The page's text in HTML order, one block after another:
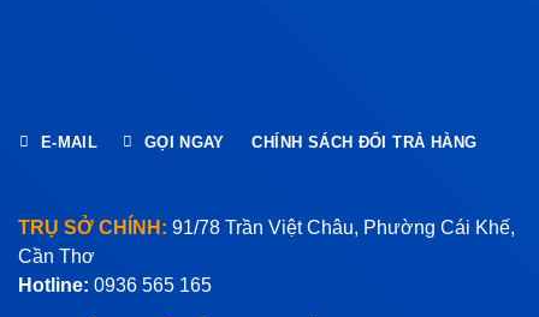
TRỤ SỞ CHÍNH: 91/78 Trần Việt Châu, Phường Cái Khế,
Cần Thơ
Hotline: 0936 565 165
E-MAIL GỌI NGAY CHÍNH SÁCH ĐỔI TRẢ HÀNG